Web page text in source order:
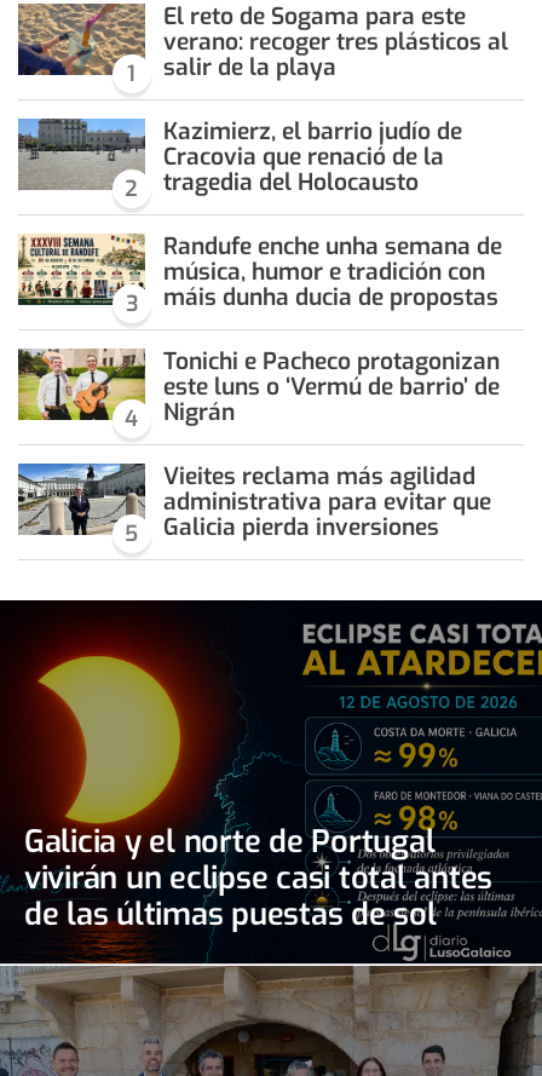
1
El reto de Sogama para este
verano: recoger tres plásticos al
salir de la playa
2
Kazimierz, el barrio judío de
Cracovia que renació de la
tragedia del Holocausto
3
Randufe enche unha semana de
música, humor e tradición con
máis dunha ducia de propostas
4
Tonichi e Pacheco protagonizan
este luns o ‘Vermú de barrio’ de
Nigrán
5
Vieites reclama más agilidad
administrativa para evitar que
Galicia pierda inversiones
Galicia y el norte de Portugal
vivirán un eclipse casi total antes
de las últimas puestas de sol